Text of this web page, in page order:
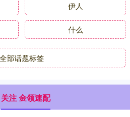
伊人
什么
全部话题标签
关注 金领速配